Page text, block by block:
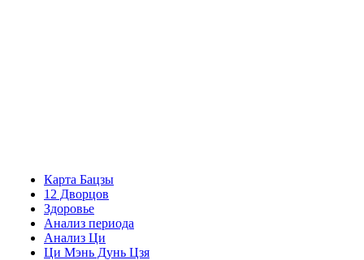
Карта Бацзы
12 Дворцов
Здоровье
Анализ периода
Анализ Ци
Ци Мэнь Дунь Цзя